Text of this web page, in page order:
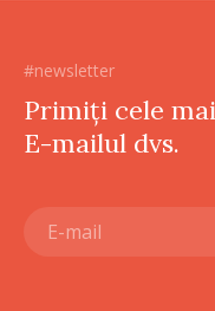
#newsletter
Primiți cele
E-mailul dvs.